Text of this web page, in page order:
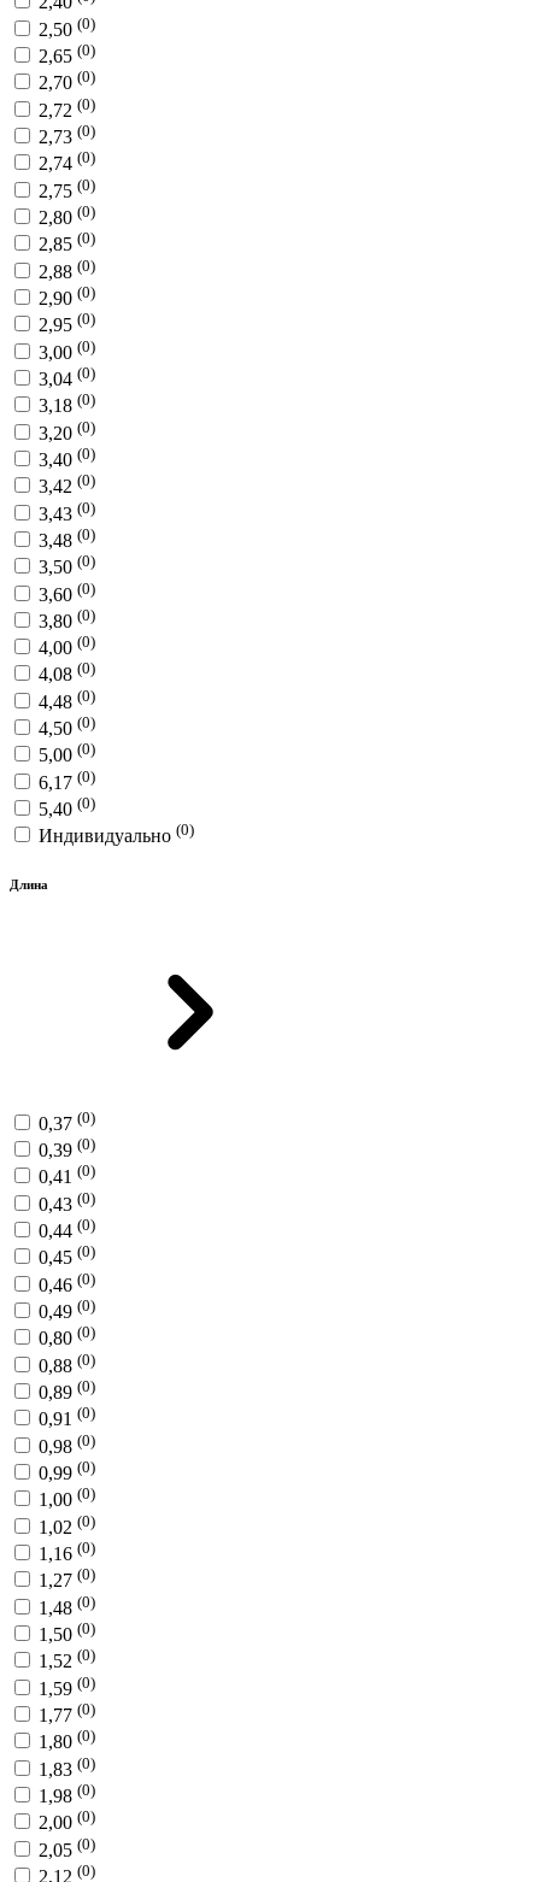
2,50 (0)
2,65 (0)
2,70 (0)
2,72 (0)
2,73 (0)
2,74 (0)
2,75 (0)
2,80 (0)
2,85 (0)
2,88 (0)
2,90 (0)
2,95 (0)
3,00 (0)
3,04 (0)
3,18 (0)
3,20 (0)
3,40 (0)
3,42 (0)
3,43 (0)
3,48 (0)
3,50 (0)
3,60 (0)
3,80 (0)
4,00 (0)
4,08 (0)
4,48 (0)
4,50 (0)
5,00 (0)
6,17 (0)
5,40 (0)
Индивидуально (0)
Длина
0,37 (0)
0,39 (0)
0,41 (0)
0,43 (0)
0,44 (0)
0,45 (0)
0,46 (0)
0,49 (0)
0,80 (0)
0,88 (0)
0,89 (0)
0,91 (0)
0,98 (0)
0,99 (0)
1,00 (0)
1,02 (0)
1,16 (0)
1,27 (0)
1,48 (0)
1,50 (0)
1,52 (0)
1,59 (0)
1,77 (0)
1,80 (0)
1,83 (0)
1,98 (0)
2,00 (0)
2,05 (0)
2,12 (0)